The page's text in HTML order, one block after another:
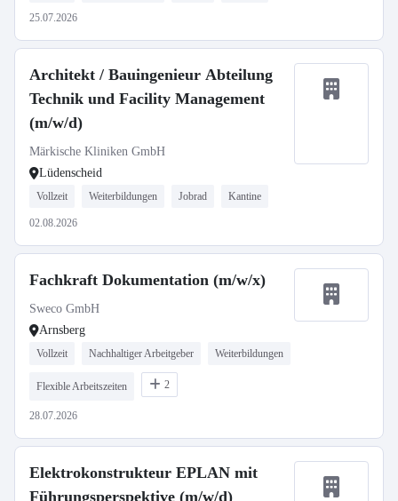
25.07.2026
Architekt / Bauingenieur Abteilung
Technik und Facility Management
(m/w/d)
Märkische Kliniken GmbH
Lüdenscheid
Vollzeit Weiterbildungen Jobrad Kantine
02.08.2026
Fachkraft Dokumentation (m/w/x)
Sweco GmbH
Arnsberg
Vollzeit Nachhaltiger Arbeitgeber Weiterbildungen
Flexible Arbeitszeiten 2
28.07.2026
Elektrokonstrukteur EPLAN mit
Führungsperspektive (m/w/d)